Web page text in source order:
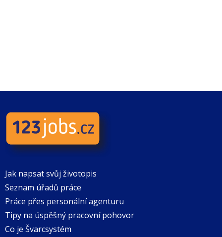
Jak napsat svůj životopis
Seznam úřadů práce
Práce přes personální agenturu
Tipy na úspěšný pracovní pohovor
Co je Švarcsystém